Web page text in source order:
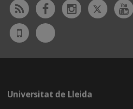
Rss FacebookInstagram
Twitter
UdL
App
Bluesky
Universitat de Lleida